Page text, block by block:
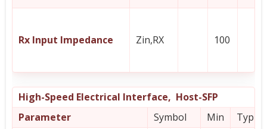
Rx Input Impedance Zin,RX 100
High-Speed Electrical Interface, Host-SFP
Parameter
Symbol Min Typ